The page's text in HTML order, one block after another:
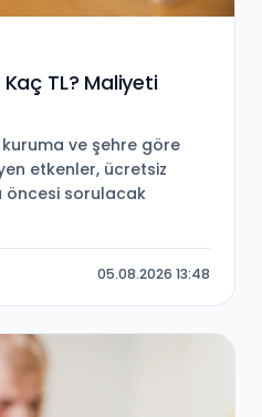
TL? Maliyeti
ve şehre göre
etkenler, ücretsiz
öncesi sorulacak
05.08.2026 13:48